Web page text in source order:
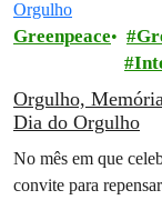
Greenpeace
Orgulho,
Dia do Orgulho
No mês em que
convite para